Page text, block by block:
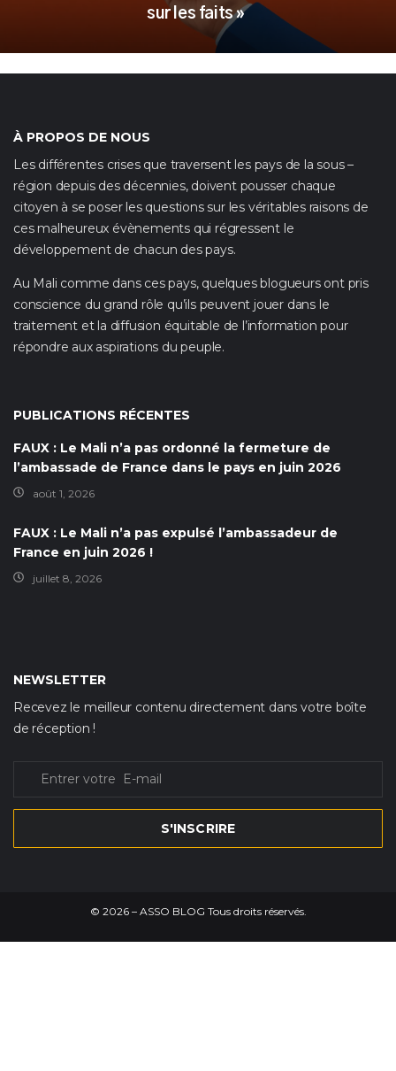
sur les faits »
À PROPOS DE NOUS
Les différentes crises que traversent les pays de la sous –
région depuis des décennies, doivent pousser chaque
citoyen à se poser les questions sur les véritables raisons de
ces malheureux évènements qui régressent le
développement de chacun des pays.
Au Mali comme dans ces pays, quelques blogueurs ont pris
conscience du grand rôle qu’ils peuvent jouer dans le
traitement et la diffusion équitable de l’information pour
répondre aux aspirations du peuple.
PUBLICATIONS RÉCENTES
FAUX : Le Mali n’a pas ordonné la fermeture de
l’ambassade de France dans le pays en juin 2026
août 1, 2026
FAUX : Le Mali n’a pas expulsé l’ambassadeur de
France en juin 2026 !
juillet 8, 2026
NEWSLETTER
Recevez le meilleur contenu directement dans votre boîte
de réception !
S'INSCRIRE
© 2026– ASSO BLOG Tous droits réservés.